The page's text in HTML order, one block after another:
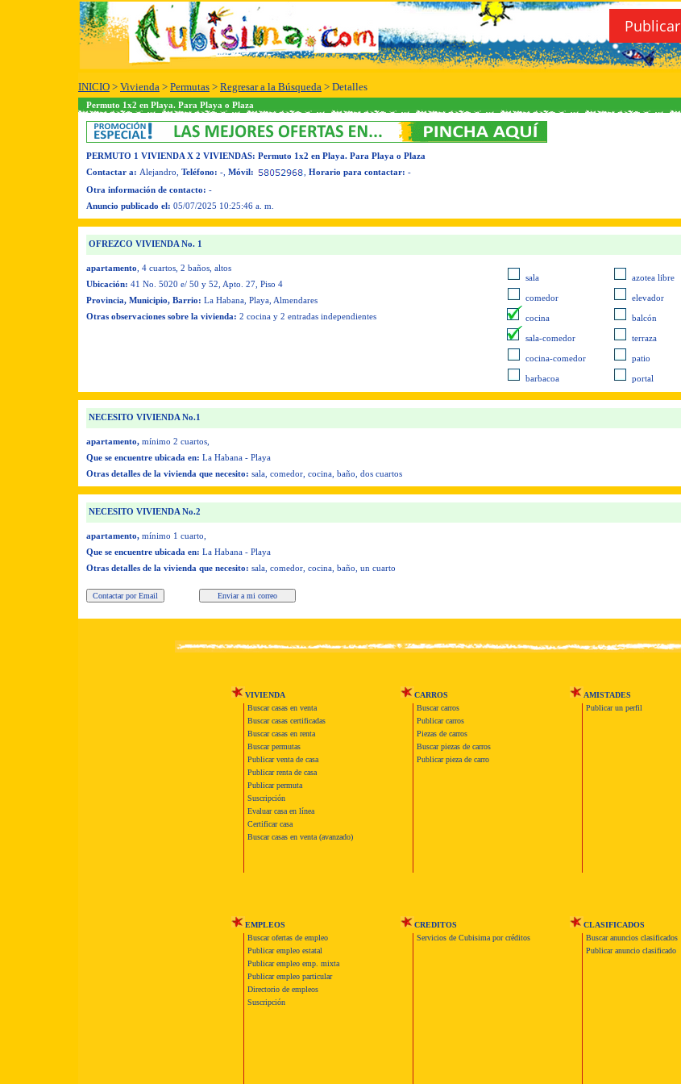
Publicar
INICIO > Vivienda > Permutas > Regresar a la Búsqueda > Detalles
Permuto 1x2 en Playa. Para Playa o Plaza
PERMUTO 1 VIVIENDA X 2 VIVIENDAS: Permuto 1x2 en Playa. Para Playa o Plaza
Contactar a: Alejandro Teléfono: - Móvil: Horario para contactar: -
Otra información de contacto: -
Anuncio publicado el: 05/07/2025 10:25:46 a. m.
OFREZCO VIVIENDA No. 1
apartamento , 4 cuartos , 2 baños , altos
Ubicación: 41 No. 5020 e/ 50 y 52, Apto. 27, Piso 4
Provincia, Municipio, Barrio: La Habana, Playa, Almendares
Otras observaciones sobre la vivienda: 2 cocina y 2 entradas independientes
sala azotea libre
comedor elevador
cocina balcón
sala-comedor terraza
cocina-comedor patio
barbacoa portal
NECESITO VIVIENDA No.1
apartamento, mínimo 2 cuartos,
Que se encuentre ubicada en: La Habana - Playa
Otras detalles de la vivienda que necesito: sala, comedor, cocina, baño, dos cuartos
NECESITO VIVIENDA No.2
apartamento, mínimo 1 cuarto,
Que se encuentre ubicada en: La Habana - Playa
Otras detalles de la vivienda que necesito: sala, comedor, cocina, baño, un cuarto
VIVIENDA
Buscar casas en venta
Buscar casas certificadas
Buscar casas en renta
Buscar permutas
Publicar venta de casa
Publicar renta de casa
Publicar permuta
Suscripción
Evaluar casa en línea
Certificar casa
Buscar casas en venta (avanzado)
CARROS
Buscar carros
Publicar carros
Piezas de carros
Buscar piezas de carros
Publicar pieza de carro
AMISTADES
Publicar un perfil
EMPLEOS
Buscar ofertas de empleo
Publicar empleo estatal
Publicar empleo emp. mixta
Publicar empleo particular
Directorio de empleos
Suscripción
CREDITOS
Servicios de Cubisima por créditos
CLASIFICADOS
Buscar anuncios clasificados
Publicar anuncio clasificado